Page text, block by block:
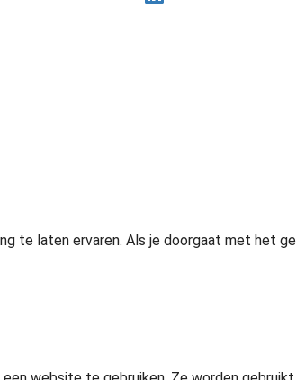
te laten ervaren. Als je doorgaat met het